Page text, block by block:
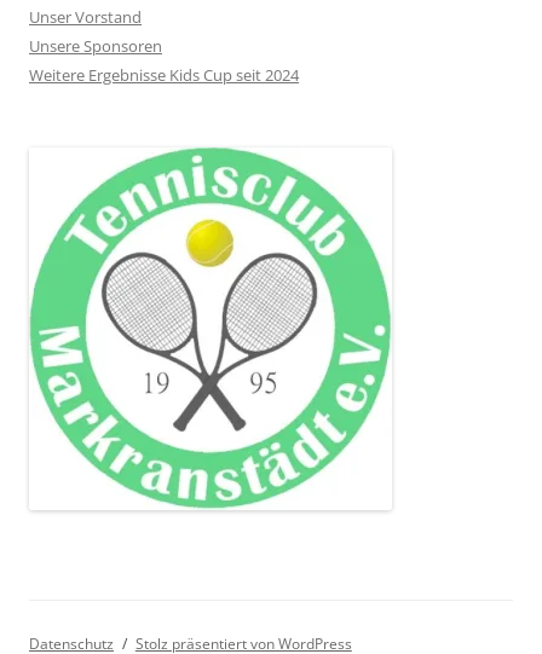
Unser Vorstand
Unsere Sponsoren
Weitere Ergebnisse Kids Cup seit 2024
Datenschutz Stolz präsentiert von WordPress